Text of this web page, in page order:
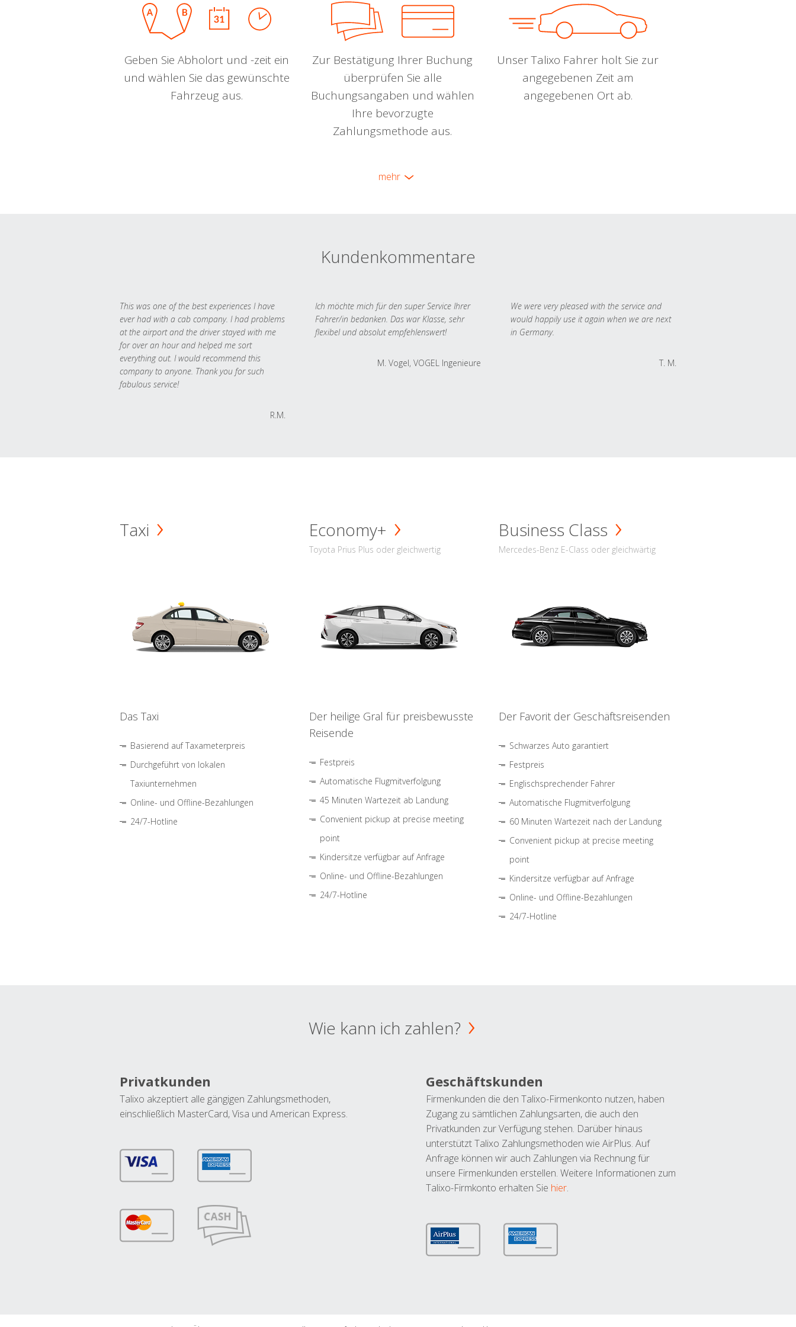
Geben Sie Abholort und -zeit ein
und wählen Sie das gewünschte
Fahrzeug aus.
Zur Bestätigung Ihrer Buchung
überprüfen Sie alle
Buchungsangaben und wählen
Ihre bevorzugte
Zahlungsmethode aus.
Unser Talixo Fahrer holt Sie zur
angegebenen Zeit am
angegebenen Ort ab.
mehr
Kundenkommentare
This was one of the best experiences I have
ever had with a cab company. I had problems
at the airport and the driver stayed with me
for over an hour and helped me sort
everything out. I would recommend this
company to anyone. Thank you for such
fabulous service!
R.M.
Ich möchte mich für den super Service Ihrer
Fahrer/in bedanken. Das war Klasse, sehr
flexibel und absolut empfehlenswert!
M. Vogel, VOGEL Ingenieure
We were very pleased with the service and
would happily use it again when we are next
in Germany.
T. M.
Taxi
Das Taxi
Basierend auf Taxameterpreis
Durchgeführt von lokalen
Taxiunternehmen
Online- und Offline-Bezahlungen
24/7-Hotline
Economy+
Toyota Prius Plus oder gleichwertig
Der heilige Gral für preisbewusste
Reisende
Festpreis
Automatische Flugmitverfolgung
45 Minuten Wartezeit ab Landung
Convenient pickup at precise meeting
point
Kindersitze verfügbar auf Anfrage
Online- und Offline-Bezahlungen
24/7-Hotline
Business Class
Mercedes-Benz E-Class oder gleichwärtig
Der Favorit der Geschäftsreisenden
Schwarzes Auto garantiert
Festpreis
Englischsprechender Fahrer
Automatische Flugmitverfolgung
60 Minuten Wartezeit nach der Landung
Convenient pickup at precise meeting
point
Kindersitze verfügbar auf Anfrage
Online- und Offline-Bezahlungen
24/7-Hotline
Wie kann ich zahlen?
Privatkunden
Talixo akzeptiert alle gängigen Zahlungsmethoden,
einschließlich MasterCard, Visa und American Express.
Geschäftskunden
Firmenkunden die den Talixo-Firmenkonto nutzen, haben
Zugang zu sämtlichen Zahlungsarten, die auch den
Privatkunden zur Verfügung stehen. Darüber hinaus
unterstützt Talixo Zahlungsmethoden wie AirPlus. Auf
Anfrage können wir auch Zahlungen via Rechnung für
unsere Firmenkunden erstellen. Weitere Informationen zum
Talixo-Firmkonto erhalten Sie hier.